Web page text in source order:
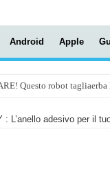
Android Apple
Questo robot
: L’anello adesivo per il